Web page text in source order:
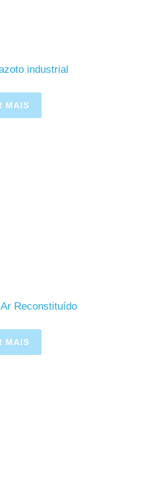
industrial
MAIS
Reconstituído
MAIS